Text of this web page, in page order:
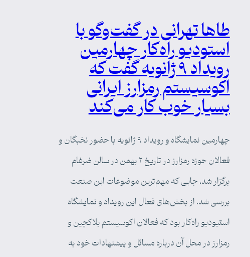
طاها تهرانی در گفت‌وگو با
استودیو راه‌کار چهارمین
رویداد ۹ ژانویه گفت که
اکوسیستم رمزارز ایرانی
بسیار خوب کار می‌کند
چهارمین نمایشگاه و رویداد ۹ ژانویه با حضور نخبگان و
فعالان حوزه رمزارز در تاریخ ۲ بهمن در سالن ضرغام
برگزار شد، جایی که مهم‌ترین موضوعات این صنعت
بررسی شد. از بخش‌های فعال این رویداد و نمایشگاه
استیودیو راه‌کار بود که فعالان اکوسیستم بلاکچین و
رمزارز در محل آن درباره مسائل و پیشنهادات خود به